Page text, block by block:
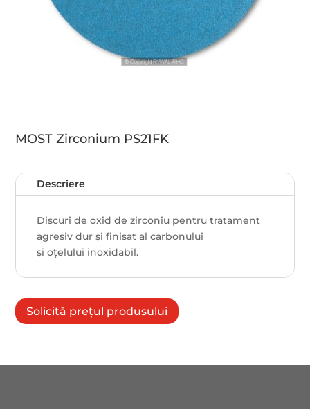
MOST Zirconium PS21FK
Descriere
Discuri de oxid de zirconiu pentru tratament
agresiv dur și finisat al carbonului
și oțelului inoxidabil.
Solicită prețul produsului